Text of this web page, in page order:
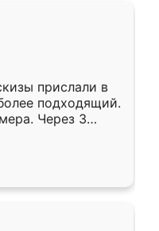
прислали в
подходящий.
Через 3
Остались
Ренессанс